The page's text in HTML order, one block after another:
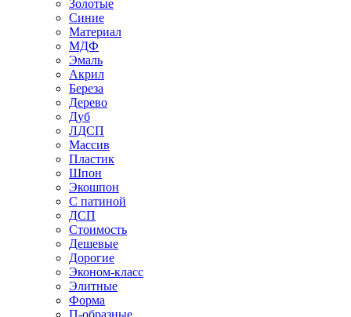
Золотые
Синие
Материал
МДФ
Эмаль
Акрил
Береза
Дерево
Дуб
ЛДСП
Массив
Пластик
Шпон
Экошпон
С патиной
ДСП
Стоимость
Дешевые
Дорогие
Эконом-класс
Элитные
Форма
П-образные